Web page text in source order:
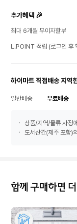
추가혜택 🎉
최대 6개월 무이자할부
L.POINT 적립 (로그인 후
하이마트 직접배송 지역
일반배송 무료배송
상품/지역/물류 사정
도서산간(제주 포함)
함께 구매하면